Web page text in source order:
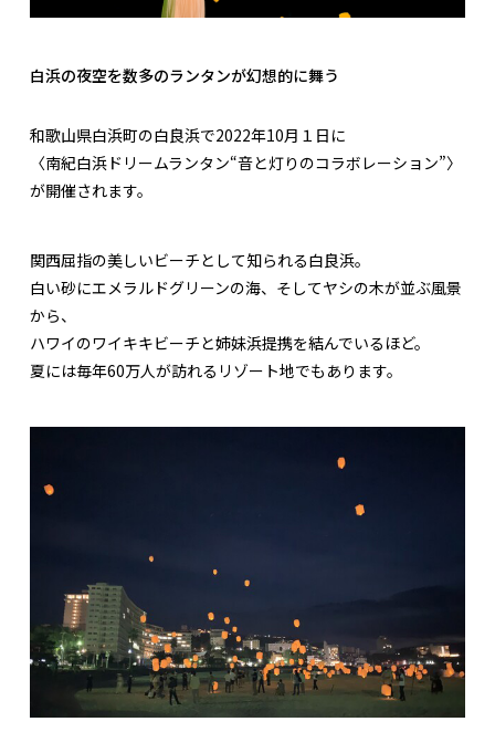
白浜の夜空を数多のランタンが幻想的に舞う
和歌山県白浜町の白良浜で2022年10月１日に
〈南紀白浜ドリームランタン“音と灯りのコラボレーション”〉
が開催されます。
関西屈指の美しいビーチとして知られる白良浜。
白い砂にエメラルドグリーンの海、そしてヤシの木が並ぶ風景
から、
ハワイのワイキキビーチと姉妹浜提携を結んでいるほど。
夏には毎年60万人が訪れるリゾート地でもあります。